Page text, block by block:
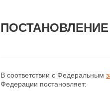
ПОСТАНОВЛЕНИЕ
В соответствии с Федеральным
Федерации постановляет: